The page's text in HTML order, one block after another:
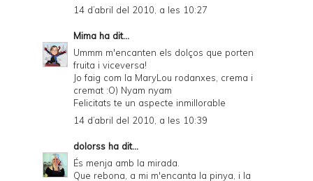
14 d’abril del 2010, a les 10:27
Mima ha dit...
Ummm m'encanten els dolços que porten
fruita i viceversa!
Jo faig com la MaryLou rodanxes, crema i
cremat :O) Nyam nyam
Felicitats te un aspecte inmillorable
14 d’abril del 2010, a les 10:39
dolorss ha dit...
És menja amb la mirada.
Que rebona, a mi m'encanta la pinya, i la